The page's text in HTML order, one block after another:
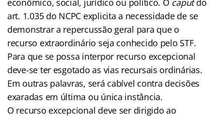
econômico, social, jurídico ou político. O caputdo
art. 1.035 do NCPC explicita a necessidade de se
demonstrar a repercussão geral para que o
recurso extraordinário seja conhecido pelo STF.
Para que se possa interpor recurso excepcional
deve-se ter esgotado as vias recursais ordinárias.
Em outras palavras, será cabível contra decisões
exaradas em última ou única instância.
O recurso excepcional deve ser dirigido ao